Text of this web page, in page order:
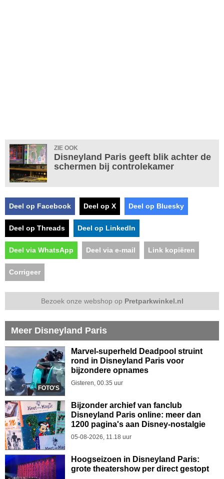
ZIE OOK
Disneyland Paris geeft blik achter de
schermen bij controlekamer
Deel op Facebook Deel op X Deel op Bluesky
Deel op Threads Deel op LinkedIn
Deel via WhatsApp Deel via e-mail Link kopiëren
Corrigeer
Bezoek onze webshop op Pretparkwinkel.nl
Meer Disneyland Paris
FOTO'S
Marvel-superheld Deadpool struint
rond in Disneyland Paris voor
bijzondere opnames
Gisteren, 00.35 uur
Bijzonder archief van fanclub
Disneyland Paris online: meer dan
1200 pagina's aan Disney-nostalgie
05-08-2026, 11.18 uur
Hoogseizoen in Disneyland Paris:
grote theatershow per direct gestopt